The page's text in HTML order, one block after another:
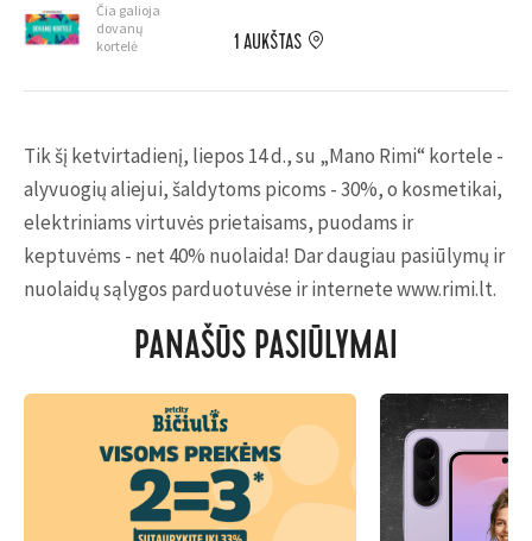
Čia galioja
dovanų
kortelė
1 AUKŠTAS
Tik šį ketvirtadienį, liepos 14 d., su „Mano Rimi“ kortele -
alyvuogių aliejui, šaldytoms picoms - 30%, o kosmetikai,
elektriniams virtuvės prietaisams, puodams ir
keptuvėms - net 40% nuolaida! Dar daugiau pasiūlymų ir
nuolaidų sąlygos parduotuvėse ir internete www.rimi.lt.
PANAŠŪS PASIŪLYMAI